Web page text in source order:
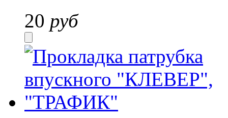
20 руб